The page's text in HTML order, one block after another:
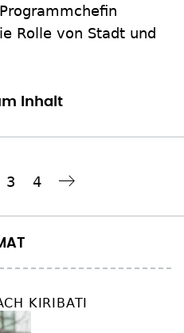
Rolle von Stadt und
Inhalt
Seite
3 Seite
4
KIRIBATI